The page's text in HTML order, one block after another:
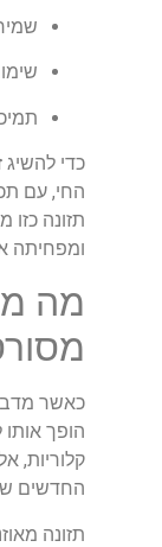
כדי להשיג
החי, עם
תזונה
ומפחיתה
מה
כאשר
הופך
קלוריות,
החדשים
תזונה